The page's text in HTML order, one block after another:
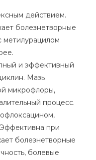
действием.
болезнетворные
метилурацилом
и эффективный
Мазь
микрофлоры,
процесс.
при
болезнетворные
болевые